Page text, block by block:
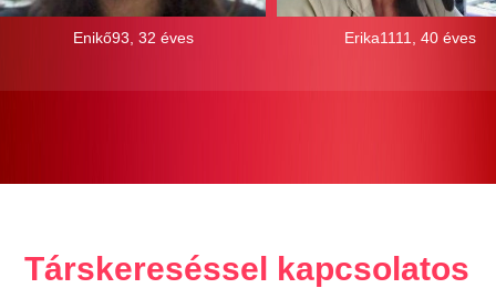
Enikő93, 32 éves Erika1111, 40 éves
Társkereséssel kapcsolatos